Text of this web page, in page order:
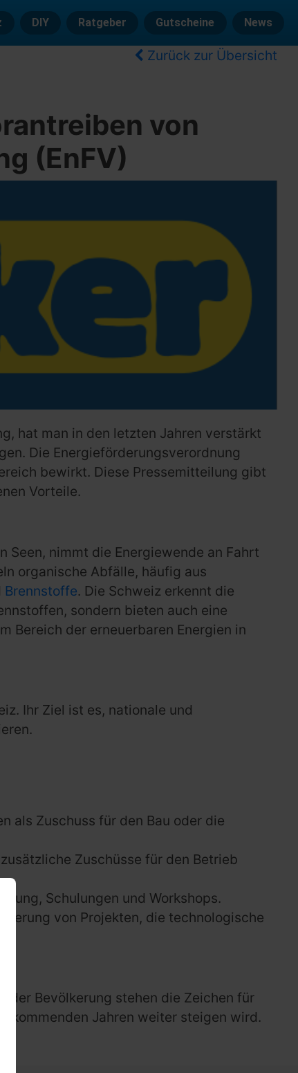
DIY Ratgeber Gutscheine News
Zurück zur Übersicht
von
(EnFV)
hat man in den letzten Jahren verstärkt
Die Energieförderungsverordnung
bewirkt. Diese Pressemitteilung gibt
Vorteile.
nimmt die Energiewende an Fahrt
organische Abfälle, häufig aus
Brennstoffe. Die Schweiz erkennt die
sondern bieten auch eine
Bereich der erneuerbaren Energien in
Ihr Ziel ist es, nationale und
als Zuschuss für den Bau oder die
Zuschüsse für den Betrieb
Schulungen und Workshops.
von Projekten, die technologische
der Bevölkerung stehen die Zeichen für
kommenden Jahren weiter steigen wird.